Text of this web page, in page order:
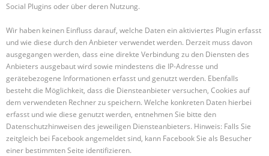
Social Plugins oder über deren Nutzung.
Wir haben keinen Einfluss darauf, welche Daten ein aktiviertes Plugin erfasst
und wie diese durch den Anbieter verwendet werden. Derzeit muss davon
ausgegangen werden, dass eine direkte Verbindung zu den Diensten des
Anbieters ausgebaut wird sowie mindestens die IP-Adresse und
gerätebezogene Informationen erfasst und genutzt werden. Ebenfalls
besteht die Möglichkeit, dass die Diensteanbieter versuchen, Cookies auf
dem verwendeten Rechner zu speichern. Welche konkreten Daten hierbei
erfasst und wie diese genutzt werden, entnehmen Sie bitte den
Datenschutzhinweisen des jeweiligen Diensteanbieters. Hinweis: Falls Sie
zeitgleich bei Facebook angemeldet sind, kann Facebook Sie als Besucher
einer bestimmten Seite identifizieren.